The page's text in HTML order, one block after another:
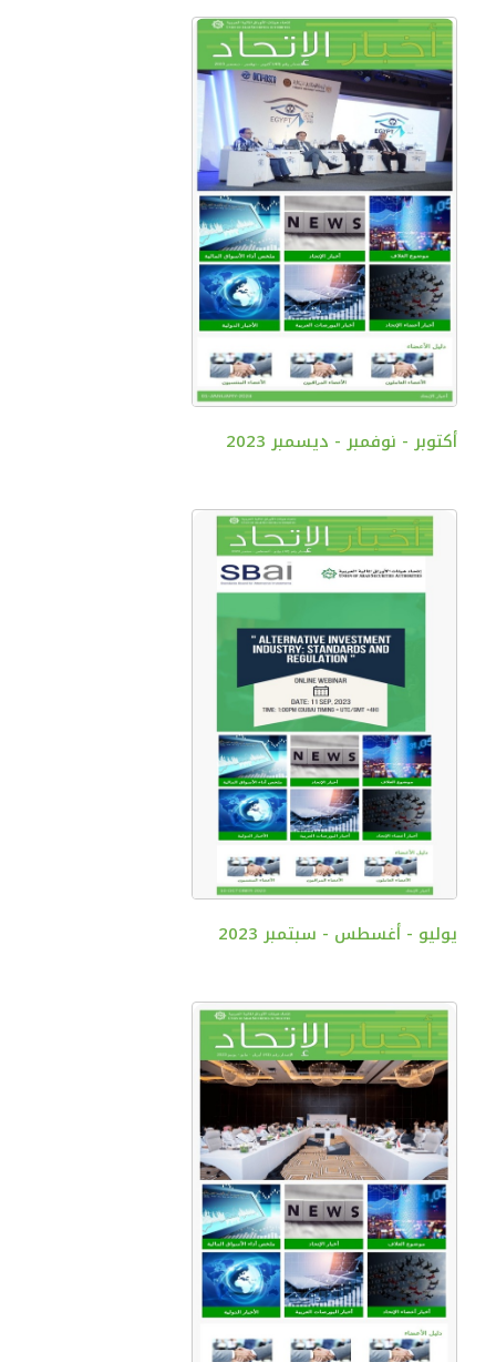
أكتوبر - نوفمبر - ديسمبر 2023
يوليو - أغسطس - سبتمبر 2023